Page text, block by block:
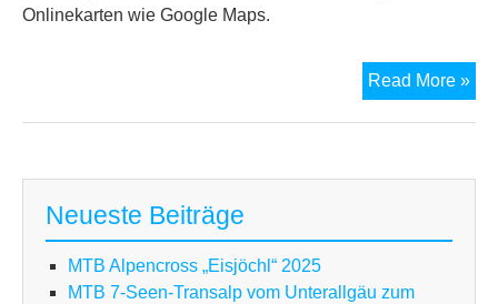
Onlinekarten wie Google Maps.
Read More »
für
Neueste Beiträge
MTB Alpencross „Eisjöchl“ 2025
MTB 7-Seen-Transalp vom Unterallgäu zum